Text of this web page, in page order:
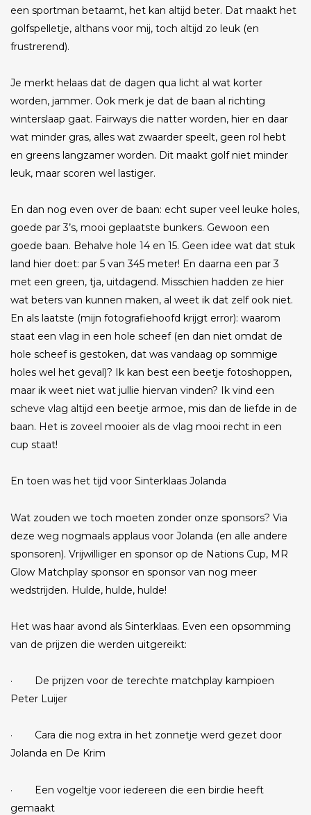
een sportman betaamt, het kan altijd beter. Dat maakt het
golfspelletje, althans voor mij, toch altijd zo leuk (en
frustrerend).
Je merkt helaas dat de dagen qua licht al wat korter
worden, jammer. Ook merk je dat de baan al richting
winterslaap gaat. Fairways die natter worden, hier en daar
wat minder gras, alles wat zwaarder speelt, geen rol hebt
en greens langzamer worden. Dit maakt golf niet minder
leuk, maar scoren wel lastiger.
En dan nog even over de baan: echt super veel leuke holes,
goede par 3’s, mooi geplaatste bunkers. Gewoon een
goede baan. Behalve hole 14 en 15. Geen idee wat dat stuk
land hier doet: par 5 van 345 meter! En daarna een par 3
met een green, tja, uitdagend. Misschien hadden ze hier
wat beters van kunnen maken, al weet ik dat zelf ook niet.
En als laatste (mijn fotografiehoofd krijgt error): waarom
staat een vlag in een hole scheef (en dan niet omdat de
hole scheef is gestoken, dat was vandaag op sommige
holes wel het geval)? Ik kan best een beetje fotoshoppen,
maar ik weet niet wat jullie hiervan vinden? Ik vind een
scheve vlag altijd een beetje armoe, mis dan de liefde in de
baan. Het is zoveel mooier als de vlag mooi recht in een
cup staat!
En toen was het tijd voor Sinterklaas Jolanda
Wat zouden we toch moeten zonder onze sponsors? Via
deze weg nogmaals applaus voor Jolanda (en alle andere
sponsoren). Vrijwilliger en sponsor op de Nations Cup, MR
Glow Matchplay sponsor en sponsor van nog meer
wedstrijden. Hulde, hulde, hulde!
Het was haar avond als Sinterklaas. Even een opsomming
van de prijzen die werden uitgereikt:
· De prijzen voor de terechte matchplay kampioen
Peter Luijer
· Cara die nog extra in het zonnetje werd gezet door
Jolanda en De Krim
· Een vogeltje voor iedereen die een birdie heeft
gemaakt